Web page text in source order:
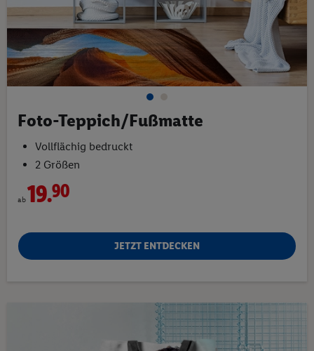
Foto-Teppich/Fußmatte
Vollflächig bedruckt
2 Größen
ab19.90
JETZT ENTDECKEN